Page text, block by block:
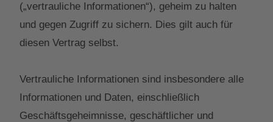
(„vertrauliche Informationen“), geheim zu halten
und gegen Zugriff zu sichern. Dies gilt auch für
diesen Vertrag selbst.
Vertrauliche Informationen sind insbesondere alle
Informationen und Daten, einschließlich
Geschäftsgeheimnisse, geschäftlicher und